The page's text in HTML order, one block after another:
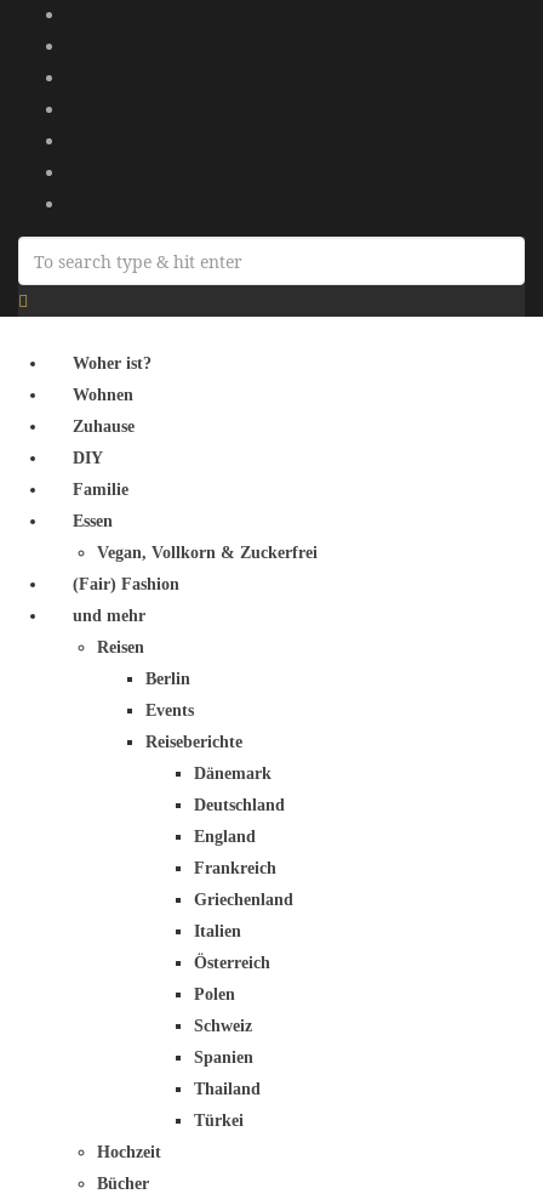
Woher ist?
Wohnen
Zuhause
DIY
Familie
Essen
Vegan, Vollkorn & Zuckerfrei
(Fair) Fashion
und mehr
Reisen
Berlin
Events
Reiseberichte
Dänemark
Deutschland
England
Frankreich
Griechenland
Italien
Österreich
Polen
Schweiz
Spanien
Thailand
Türkei
Hochzeit
Bücher